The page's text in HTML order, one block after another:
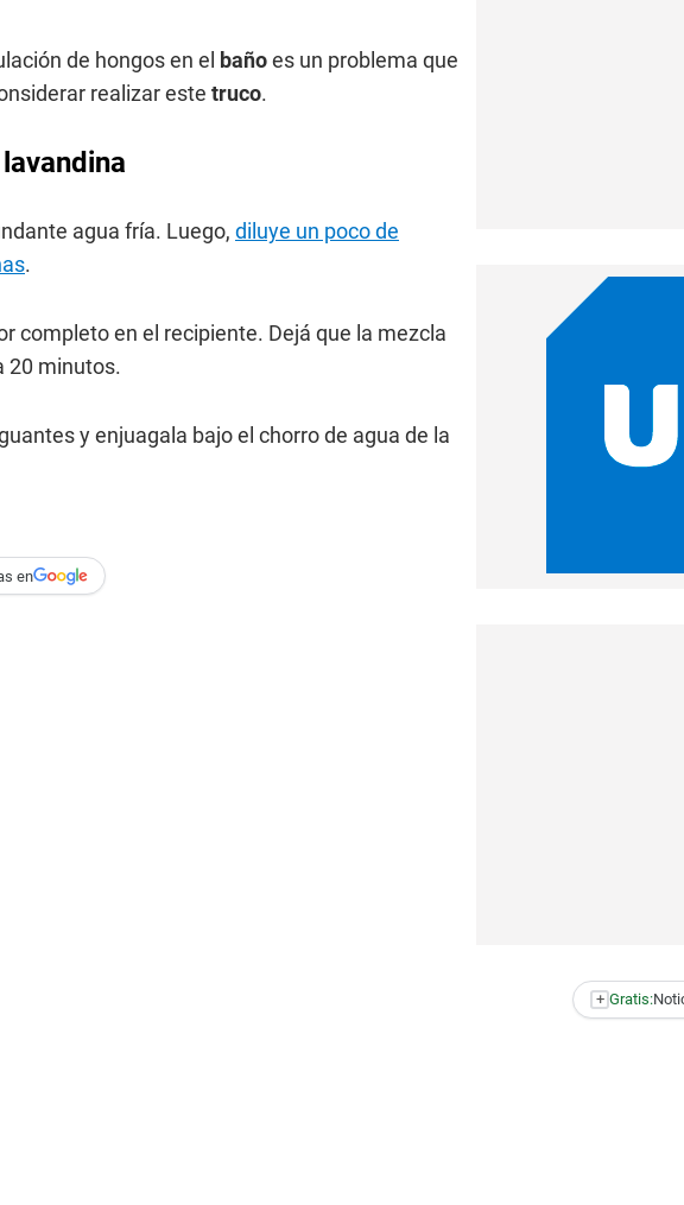
de hongos en el bañoes un problema que
realizar este truco.
agua fría. Luego, diluye un poco de
.
completo en el recipiente. Dejá que la mezcla
20 minutos.
y enjuagala bajo el chorro de agua de la
en
+ Gratis: